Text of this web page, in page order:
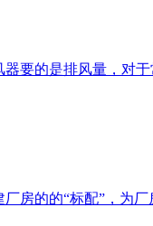
要的是排风量，对
房的的“标配”，为